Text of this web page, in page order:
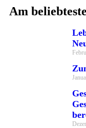
Am